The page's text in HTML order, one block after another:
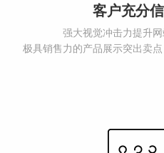
客户充分
强大视觉冲击力提升网
极具销售力的产品展示突出卖